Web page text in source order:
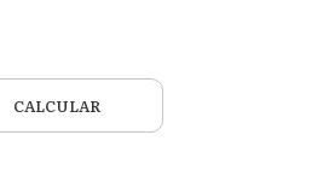
CALCULAR